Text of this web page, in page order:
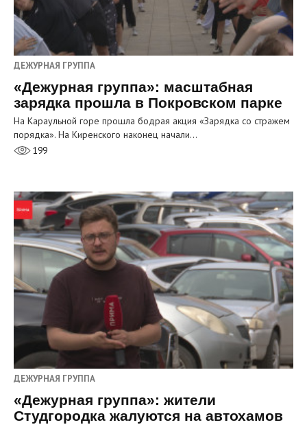
ДЕЖУРНАЯ ГРУППА
«Дежурная группа»: масштабная
зарядка прошла в Покровском парке
На Караульной горе прошла бодрая акция «Зарядка со стражем
порядка». На Киренского наконец начали…
199
ДЕЖУРНАЯ ГРУППА
«Дежурная группа»: жители
Студгородка жалуются на автохамов